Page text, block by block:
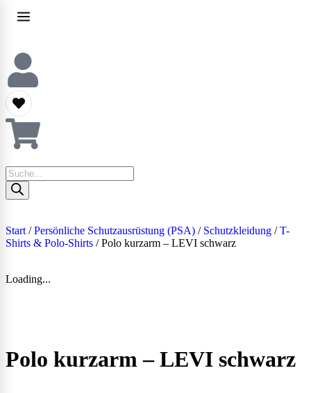
Start /Persönliche Schutzausrüstung (PSA) / Schutzkleidung /T-
Shirts & Polo-Shirts / Polo kurzarm – LEVI schwarz
Loading...
Polo kurzarm – LEVI schwarz